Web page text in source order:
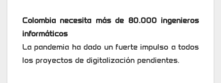
Colombia necesita más de 80.000 ingenieros
informáticos
La pandemia ha dado un fuerte impulso a todos
los proyectos de digitalización pendientes.